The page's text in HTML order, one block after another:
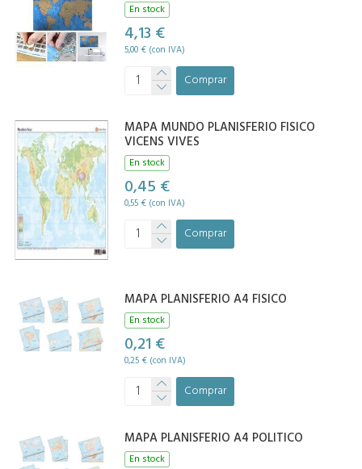
En stock
4,13 €
5,00 € (con IVA)
Comprar
MAPA MUNDO PLANISFERIO FISICO
VICENS VIVES
En stock
0,45 €
0,55 € (con IVA)
Comprar
MAPA PLANISFERIO A4 FISICO
En stock
0,21 €
0,25 € (con IVA)
Comprar
MAPA PLANISFERIO A4 POLITICO
En stock